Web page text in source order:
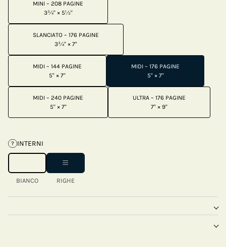
MINI – 208 PAGINE
3¾" × 5½"
SLANCIATO – 176 PAGINE
3¾" × 7"
MIDI – 144 PAGINE
5" × 7"
MIDI – 176 PAGINE
5" × 7"
MIDI – 240 PAGINE
5" × 7"
ULTRA – 176 PAGINE
7" × 9"
? INTERNI
BIANCO RIGHE